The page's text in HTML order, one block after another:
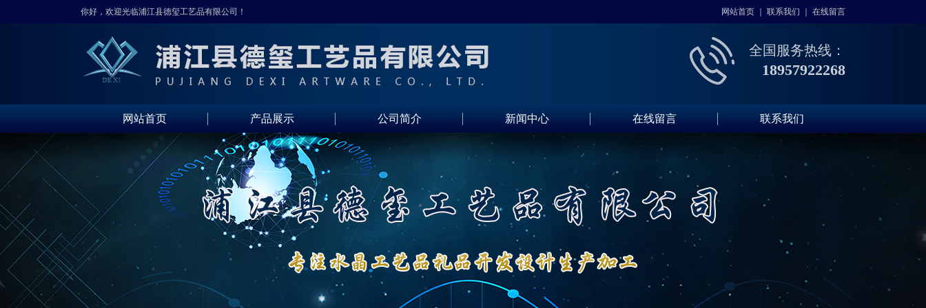
你好，欢迎光临浦江县德玺工艺品有限公司！ 网站首页 联系我们 在线留言
全国服务热线：
18957922268
网站首页 产品展示 公司简介 新闻中心 在线留言 联系我们